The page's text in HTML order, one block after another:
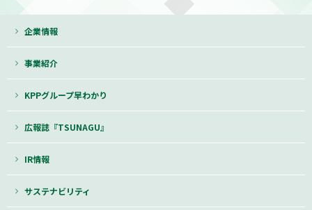
企業情報
事業紹介
KPPグループ早わかり
広報誌『TSUNAGU』
IR情報
サステナビリティ